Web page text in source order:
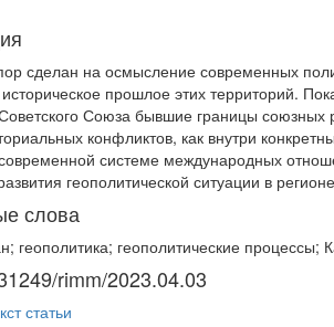
сделан на осмысление современных
прошлое этих территорий.
Союза бывшие границы союзных
конфликтов, как внутри
системе международных
геополитической ситуации в
слова
геополитика; геополитические
rimm/2023.04.03
статьи